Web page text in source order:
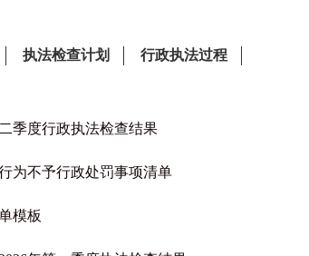
季度行政执法检查结果
为不予行政处罚事项清单
模板